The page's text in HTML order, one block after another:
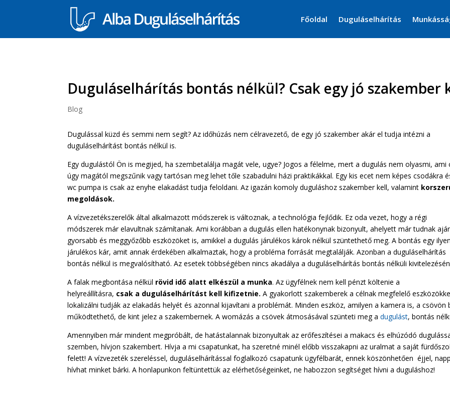
Főoldal Duguláselhárítás
Duguláselhárítás bontás nélkül? Csak egy jó szakember
Blog
Dugulással küzd és semmi nem segít? Az időhúzás nem célravezető, de egy jó szakember akár el tudja intézni a
duguláselhárítást bontás nélkül is.
Egy dugulástól Ön is megijed, ha szembetalálja magát vele, ugye? Jogos a félelme, mert a dugulás nem olyasmi, ami
úgy magától megszűnik vagy tartósan meg lehet tőle szabadulni házi praktikákkal. Egy kis ecet nem képes csodákra
wc pumpa is csak az enyhe elakadást tudja feloldani. Az igazán komoly duguláshoz szakember kell, valamint
megoldások.
A vízvezetékszerelők által alkalmazott módszerek is változnak, a technológia fejlődik. Ez oda vezet, hogy a régi
módszerek már elavultnak számítanak. Ami korábban a dugulás ellen hatékonynak bizonyult, ahelyett már tudnak
gyorsabb és meggyőzőbb eszközöket is, amikkel a dugulás járulékos károk nélkül szüntethető meg. A bontás egy
járulékos kár, amit annak érdekében alkalmaztak, hogy a probléma forrását megtalálják. Azonban a duguláselhárítás
bontás nélkül is megvalósítható. Az esetek többségében nincs akadálya a duguláselhárítás bontás nélküli
A falak megbontása nélkül rövid idő alatt elkészül a munka. Az ügyfélnek nem kell pénzt költenie a
helyreállításra, csak a duguláselhárítást kell kifizetnie. A gyakorlott szakemberek a célnak megfelelő
lokalizálni tudják az elakadás helyét és azonnal kijavítani a problémát. Minden eszköz, amilyen a kamera is, a csövön
működtethető, de kint jelez a szakembernek. A womázás a csövek átmosásával szünteti meg adugulást, bontás
Amennyiben már mindent megpróbált, de hatástalannak bizonyultak az erőfeszítései a makacs és elhúzódó
szemben, hívjon szakembert. Hívja a mi csapatunkat, ha szeretné minél előbb visszakapni az uralmat a saját
felett! A vízvezeték szereléssel, duguláselhárítással foglalkozó csapatunk ügyfélbarát, ennek köszönhetően éjjel,
hívhat minket bárki. A honlapunkon feltüntettük az elérhetőségeinket, ne habozzon segítséget hívni a duguláshoz!